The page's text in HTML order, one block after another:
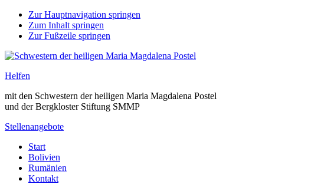
Zur Hauptnavigation springen
Zum Inhalt springen
Zur Fußzeile springen
Helfen
mit den Schwestern der heiligen Maria Magdalena Postel
und der Bergkloster Stiftung SMMP
Stellenangebote
Start
Bolivien
Rumänien
Kontakt